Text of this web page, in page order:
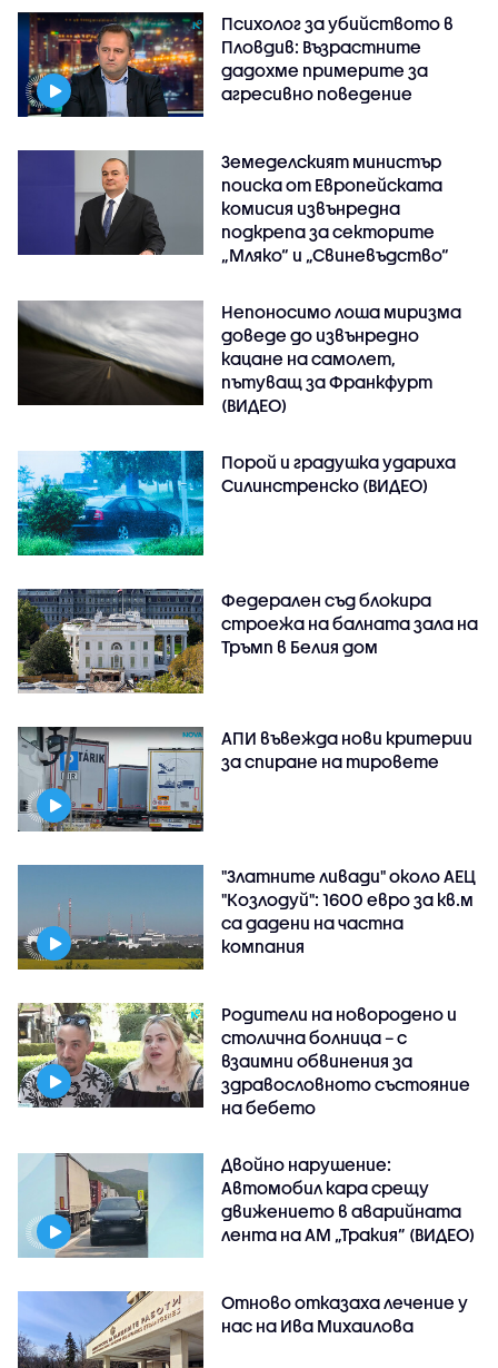
Психолог за убийството в
Пловдив: Възрастните
дадохме примерите за
агресивно поведение
Земеделският министър
поиска от Европейската
комисия извънредна
подкрепа за секторите
„Мляко“ и „Свиневъдство“
Непоносимо лоша миризма
доведе до извънредно
кацане на самолет,
пътуващ за Франкфурт
(ВИДЕО)
Порой и градушка удариха
Силинстренско (ВИДЕО)
Федерален съд блокира
строежа на балната зала на
Тръмп в Белия дом
АПИ въвежда нови критерии
за спиране на тировете
"Златните ливади" около АЕЦ
"Козлодуй": 1600 евро за кв.м
са дадени на частна
компания
Родители на новородено и
столична болница – с
взаимни обвинения за
здравословното състояние
на бебето
Двойно нарушение:
Автомобил кара срещу
движението в аварийната
лента на АМ „Тракия” (ВИДЕО)
Отново отказаха лечение у
нас на Ива Михаилова